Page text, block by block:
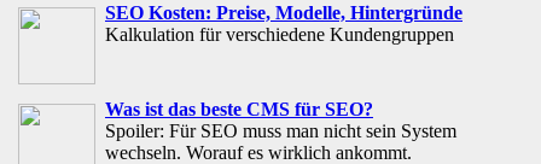
SEO Kosten: Preise, Modelle, Hintergründe
Kalkulation für verschiedene Kundengruppen
Was ist das beste CMS für SEO?
Spoiler: Für SEO muss man nicht sein System
wechseln. Worauf es wirklich ankommt.